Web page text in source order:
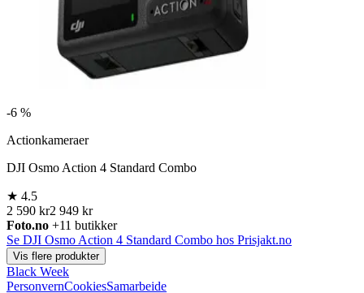
-6 %
Actionkameraer
DJI Osmo Action 4 Standard Combo
★ 4.5
2 590 kr2 949 kr
Foto.no +11 butikker
Se DJI Osmo Action 4 Standard Combo hos Prisjakt.no
Vis flere produkter
Black Week
PersonvernCookiesSamarbeide